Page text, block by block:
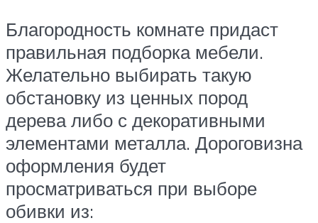
Благородность комнате придаст
правильная подборка мебели.
Желательно выбирать такую
обстановку из ценных пород
дерева либо с декоративными
элементами металла. Дороговизна
оформления будет
просматриваться при выборе
обивки из: